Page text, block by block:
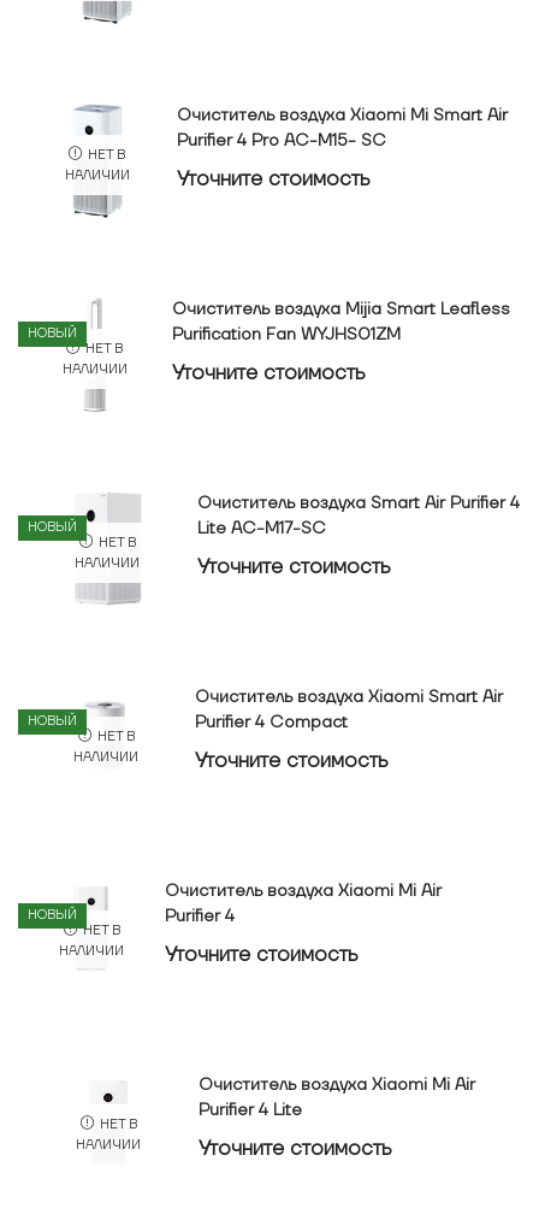
НЕТ В
НАЛИЧИИ
Очиститель воздуха Xiaomi Mi Smart Air
Purifier 4 Pro AC-M15- SC
Уточнитe стоимость
НОВЫЙ
НЕТ В
НАЛИЧИИ
Очиститель воздуха Mijia Smart Leafless
Purification Fan WYJHS01ZM
Уточнитe стоимость
НОВЫЙ
НЕТ В
НАЛИЧИИ
Очиститель воздуха Smart Air Purifier 4
Lite AC-M17-SC
Уточнитe стоимость
НОВЫЙ
НЕТ В
НАЛИЧИИ
Очиститель воздуха Xiaomi Smart Air
Purifier 4 Compact
Уточнитe стоимость
НОВЫЙ
НЕТ В
НАЛИЧИИ
Очиститель воздуха Xiaomi Mi Air
Purifier 4
Уточнитe стоимость
НЕТ В
НАЛИЧИИ
Очиститель воздуха Xiaomi Mi Air
Purifier 4 Lite
Уточнитe стоимость